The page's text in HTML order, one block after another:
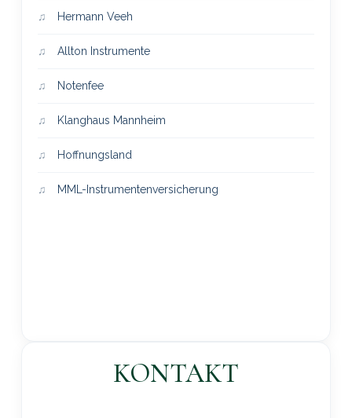
Hermann Veeh
Allton Instrumente
Notenfee
Klanghaus Mannheim
Hoffnungsland
MML-Instrumentenversicherung
KONTAKT